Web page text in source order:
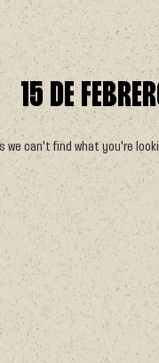
15 DE
we can't find what you're